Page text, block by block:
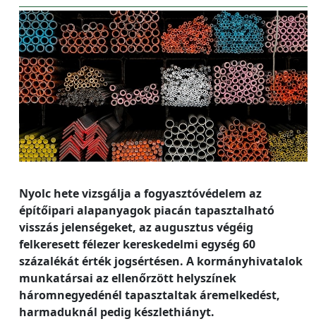
Nyolc hete vizsgálja a fogyasztóvédelem az
építőipari alapanyagok piacán tapasztalható
visszás jelenségeket, az augusztus végéig
felkeresett félezer kereskedelmi egység 60
százalékát érték jogsértésen. A kormányhivatalok
munkatársai az ellenőrzött helyszínek
háromnegyedénél tapasztaltak áremelkedést,
harmaduknál pedig készlethiányt.